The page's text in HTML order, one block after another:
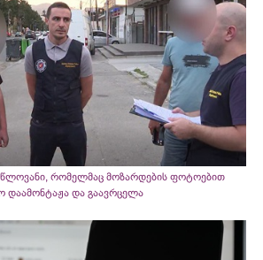
რომელმაც მოზარდების ფოტოებით
და გაავრცელა